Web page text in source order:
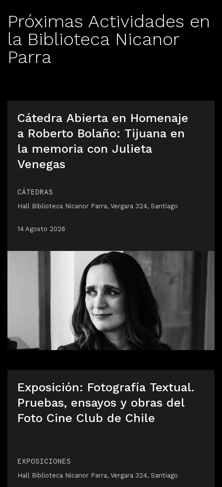
Próximas Actividades en
la Biblioteca Nicanor
Parra
Cátedra Abierta en Homenaje
a Roberto Bolaño: Tijuana en
la memoria con Julieta
Venegas
CÁTEDRAS
Hall Biblioteca Nicanor Parra, Vergara 324, Santiago
14 Agosto 2026
Exposición: Fotografía Textual.
Pruebas, ensayos y obras del
Foto Cine Club de Chile
EXPOSICIONES
Hall Biblioteca Nicanor Parra, Vergara 324, Santiago